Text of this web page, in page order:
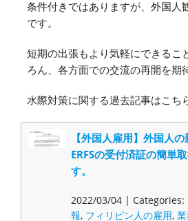
条件付きではありますが、外国人
です。
短期の出張もより気軽にできるこ
ろん、各方面での交流の再開を期
水際対策に関する過去記事はこち
【外国人雇用】外国人
ERFSの受付済証の簡単
す。
2022/03/04 | Categories:
報, フィリピン人の雇用,